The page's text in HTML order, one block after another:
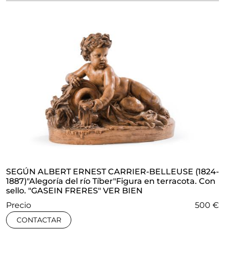
SEGÚN ALBERT ERNEST CARRIER-BELLEUSE (1824-
1887)"Alegoría del río Tíber"Figura en terracota. Con
sello. "GASEIN FRERES" VER BIEN
Precio
500 €
CONTACTAR